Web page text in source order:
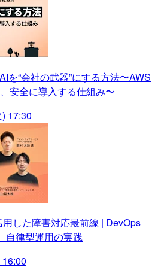
を“会社の武器”にする方法〜AWS
安全に導入する仕組み〜
17:30
用した障害対応最前線 | DevOps
自律型運用の実践